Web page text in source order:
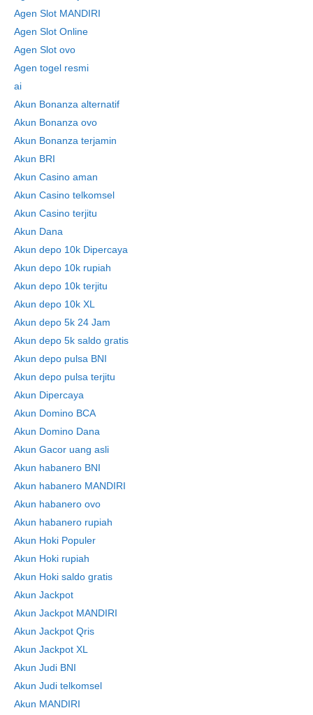
Agen Slot MANDIRI
Agen Slot Online
Agen Slot ovo
Agen togel resmi
ai
Akun Bonanza alternatif
Akun Bonanza ovo
Akun Bonanza terjamin
Akun BRI
Akun Casino aman
Akun Casino telkomsel
Akun Casino terjitu
Akun Dana
Akun depo 10k Dipercaya
Akun depo 10k rupiah
Akun depo 10k terjitu
Akun depo 10k XL
Akun depo 5k 24 Jam
Akun depo 5k saldo gratis
Akun depo pulsa BNI
Akun depo pulsa terjitu
Akun Dipercaya
Akun Domino BCA
Akun Domino Dana
Akun Gacor uang asli
Akun habanero BNI
Akun habanero MANDIRI
Akun habanero ovo
Akun habanero rupiah
Akun Hoki Populer
Akun Hoki rupiah
Akun Hoki saldo gratis
Akun Jackpot
Akun Jackpot MANDIRI
Akun Jackpot Qris
Akun Jackpot XL
Akun Judi BNI
Akun Judi telkomsel
Akun MANDIRI